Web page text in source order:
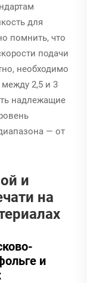
для
помнить, что
подачи
необходимо
между 2,5 и 3
надлежащие
— от
и
на
и